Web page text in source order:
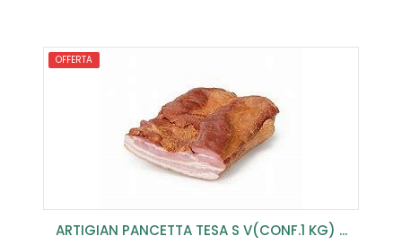
OFFERTA
ARTIGIAN PANCETTA TESA S V(CONF.1 KG) ...